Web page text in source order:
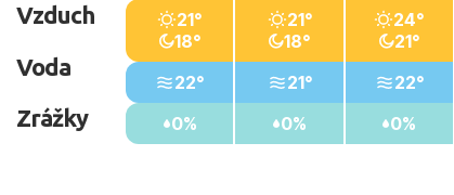
Vzduch
Voda
Zrážky
21°
18°
22°
0%
21°
18°
21°
0%
24°
21°
22°
0%